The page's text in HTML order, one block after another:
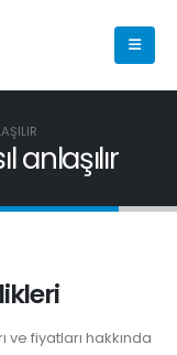
anlaşılır
ve fiyatları hakkında